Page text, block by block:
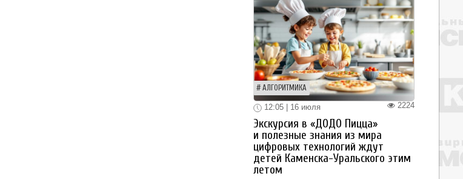
АЛГОРИТМИКА
2224
12:05 | 16 июля
Экскурсия в «ДОДО Пицца»
и полезные знания из мира
цифровых технологий ждут
детей Каменска-Уральского этим
летом